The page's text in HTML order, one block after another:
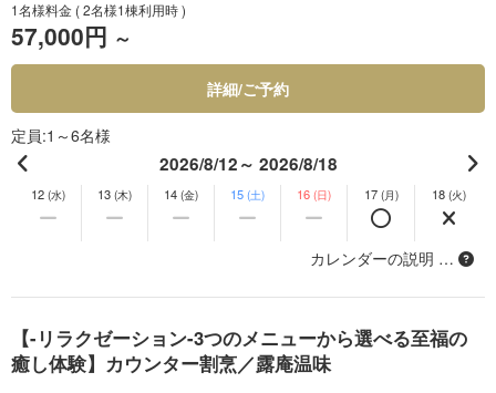
1名様料金 ( 2名様1棟利用時 )
57,000円 ～
詳細/ご予約
定員 1～6名様
2026/8/12～ 2026/8/18
12 (水) 13 (木) 14 (金) 15 (土) 16 (日) 17 (月) 18 (火)
カレンダーの説明 …
【-リラクゼーション-3つのメニューから選べる至福の
癒し体験】カウンター割烹／露庵温味